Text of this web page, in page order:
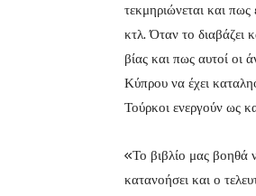
τεκμηριώνεται και
κτλ. Όταν το διαβάζει
βίας και πως αυτοί οι
Κύπρου να έχει
Τούρκοι ενεργούν ως
«Το βιβλίο μας βοηθά
κατανοήσει και ο